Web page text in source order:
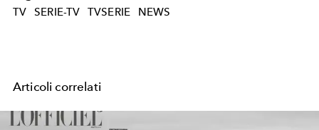
TV SERIE-TV TVSERIE NEWS
Articoli correlati